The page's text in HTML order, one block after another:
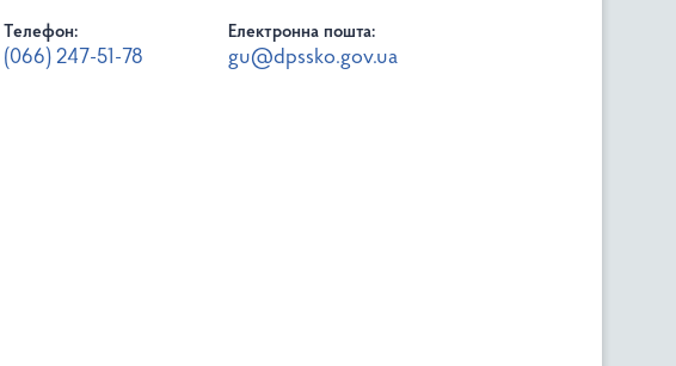
Телефон:
(066) 247-51-78
Електронна пошта:
gu@dpssko.gov.ua